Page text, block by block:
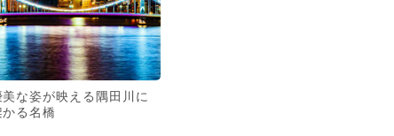
美な姿が映える隅田川に
かる名橋